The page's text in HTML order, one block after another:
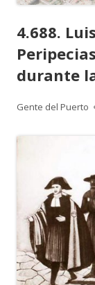
4.688.
durante
Autor
Gente del Puerto